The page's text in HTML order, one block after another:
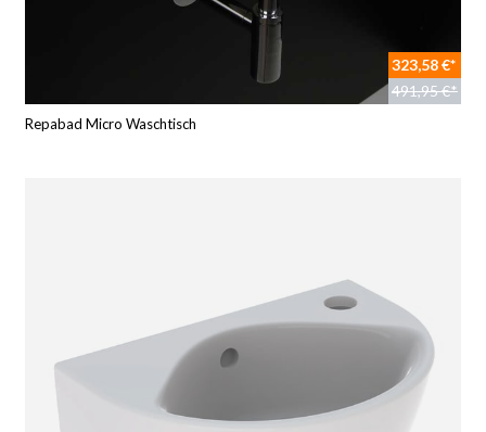
323,58 €*
491,95 €*
Repabad Micro Waschtisch